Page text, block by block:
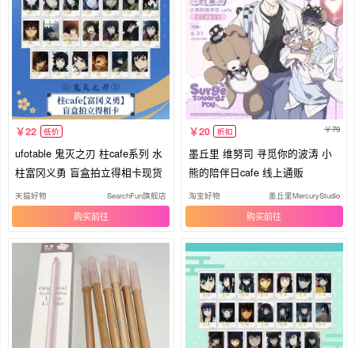
22 低价
ufotable 鬼灭之刃 柱cafe系列 水
柱富冈义勇 盲盒拍立得相卡现货
天猫好物 SearchFun旗舰店
购买
20 折扣 79
墨丘里 维努司 寻觅你的波涛 小
熊的陪伴日cafe 线上通贩
淘宝好物 墨丘里MercuryStudio
购买